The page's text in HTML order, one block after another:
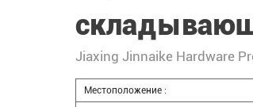
Jiaxing Jinnaike Hardware
Местоположение :